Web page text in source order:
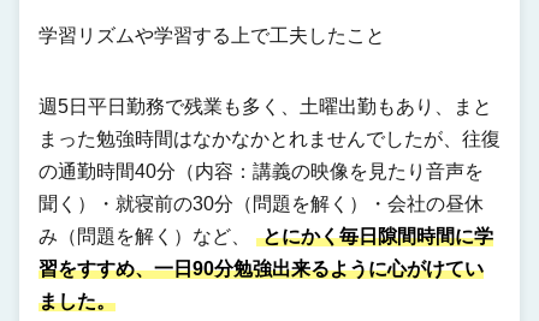
学習リズムや学習する上で工夫したこと
週5日平日勤務で残業も多く、土曜出勤もあり、まと
まった勉強時間はなかなかとれませんでしたが、往復
の通勤時間40分（内容：講義の映像を見たり音声を
聞く）・就寝前の30分（問題を解く）・会社の昼休
み（問題を解く）など、
とにかく毎日隙間時間に学
習をすすめ、一日90分勉強出来るように心がけてい
ました。